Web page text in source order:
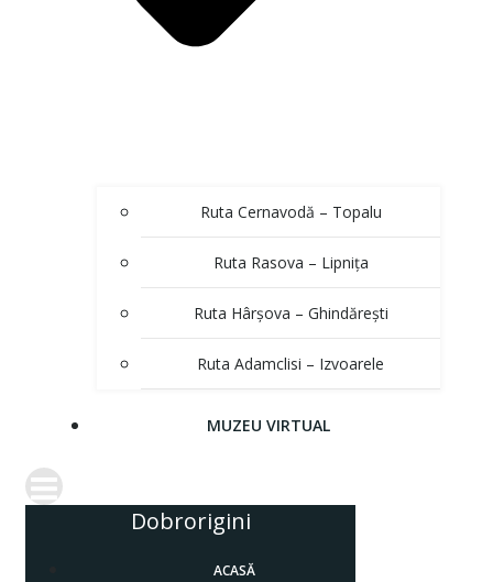
Ruta Cernavodă – Topalu
Ruta Rasova – Lipnița
Ruta Hârșova – Ghindărești
Ruta Adamclisi – Izvoarele
MUZEU VIRTUAL
Dobrorigini
ACASĂ